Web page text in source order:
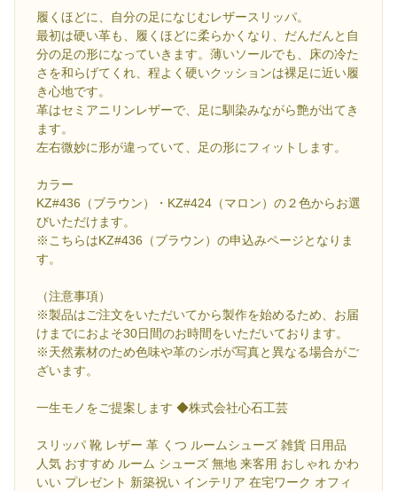
履くほどに、自分の足になじむレザースリッパ。
最初は硬い革も、履くほどに柔らかくなり、だんだんと自
分の足の形になっていきます。薄いソールでも、床の冷た
さを和らげてくれ、程よく硬いクッションは裸足に近い履
き心地です。
革はセミアニリンレザーで、足に馴染みながら艶が出てき
ます。
左右微妙に形が違っていて、足の形にフィットします。
カラー
KZ#436（ブラウン）・KZ#424（マロン）の２色からお選
びいただけます。
※こちらはKZ#436（ブラウン）の申込みページとなりま
す。
（注意事項）
※製品はご注文をいただいてから製作を始めるため、お届
けまでにおよそ30日間のお時間をいただいております。
※天然素材のため色味や革のシボが写真と異なる場合がご
ざいます。
一生モノをご提案します ◆株式会社心石工芸
スリッパ 靴 レザー 革 くつ ルームシューズ 雑貨 日用品
人気 おすすめ ルーム シューズ 無地 来客用 おしゃれ かわ
いい プレゼント 新築祝い インテリア 在宅ワーク オフィ